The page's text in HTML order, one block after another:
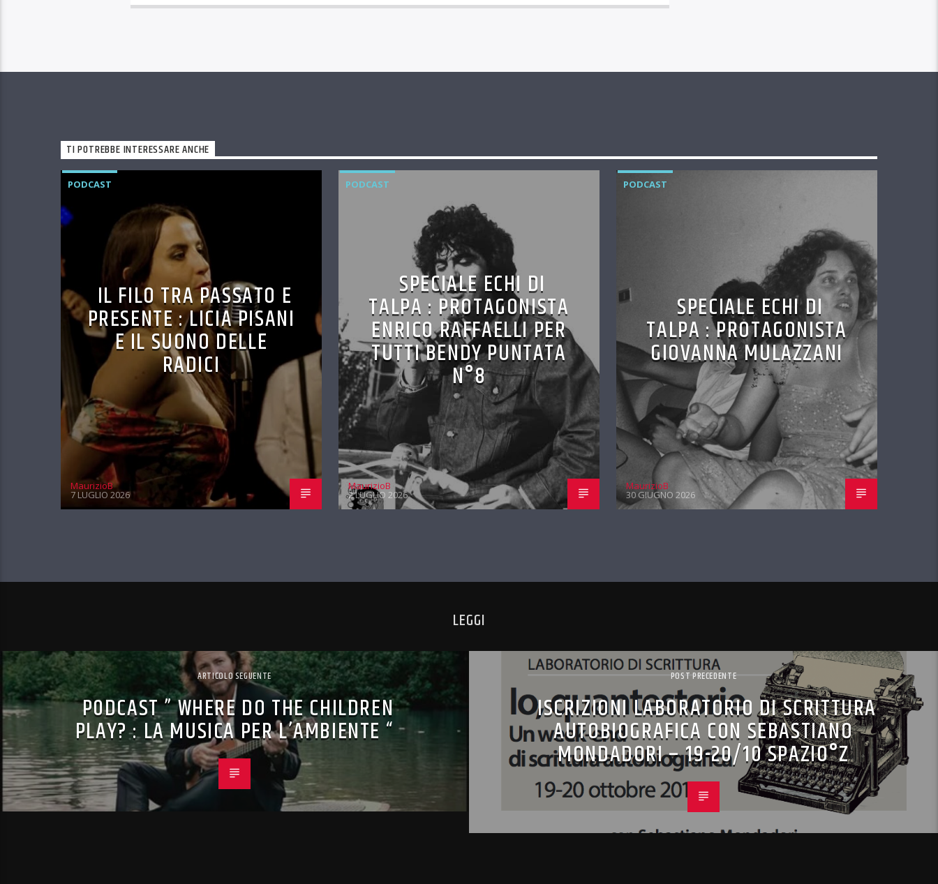
TI POTREBBE INTERESSARE ANCHE
PODCAST
IL FILO TRA PASSATO E
PRESENTE : LICIA PISANI
E IL SUONO DELLE
RADICI
MaurizioB
7 LUGLIO 2026
PODCAST
SPECIALE ECHI DI
TALPA : PROTAGONISTA
ENRICO RAFFAELLI PER
TUTTI BENDY PUNTATA
N°8
MaurizioB
2 LUGLIO 2026
PODCAST
SPECIALE ECHI DI
TALPA : PROTAGONISTA
GIOVANNA MULAZZANI
MaurizioB
30 GIUGNO 2026
LEGGI
ARTICOLO SEGUENTE
P0DCAST ” WHERE DO THE CHILDREN
PLAY? : LA MUSICA PER L’AMBIENTE “
POST PRECEDENTE
ISCRIZIONI LABORATORIO DI SCRITTURA
AUTOBIOGRAFICA CON SEBASTIANO
MONDADORI – 19-20/10 SPAZIO°Z